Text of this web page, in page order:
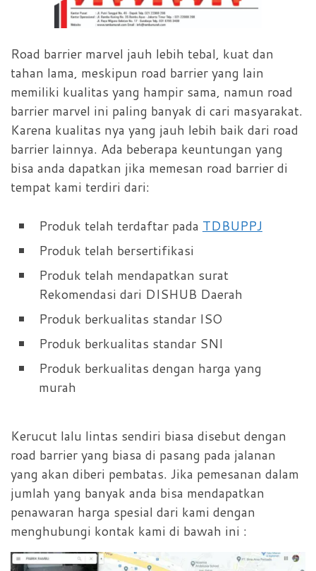
Road barrier marvel jauh lebih tebal, kuat dan
tahan lama, meskipun road barrier yang lain
memiliki kualitas yang hampir sama, namun road
barrier marvel ini paling banyak di cari masyarakat.
Karena kualitas nya yang jauh lebih baik dari road
barrier lainnya. Ada beberapa keuntungan yang
bisa anda dapatkan jika memesan road barrier di
tempat kami terdiri dari:
Produk telah terdaftar pada TDBUPPJ
Produk telah bersertifikasi
Produk telah mendapatkan surat
Rekomendasi dari DISHUB Daerah
Produk berkualitas standar ISO
Produk berkualitas standar SNI
Produk berkualitas dengan harga yang
murah
Kerucut lalu lintas sendiri biasa disebut dengan
road barrier yang biasa di pasang pada jalanan
yang akan diberi pembatas. Jika pemesanan dalam
jumlah yang banyak anda bisa mendapatkan
penawaran harga spesial dari kami dengan
menghubungi kontak kami di bawah ini :